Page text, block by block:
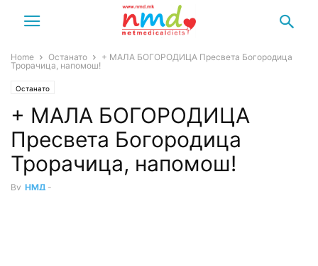
Home Останато
+ МАЛА БОГОРОДИЦА Пресвета Богородица
Трорачица, напомош!
Останато
+ МАЛА БОГОРОДИЦА
Пресвета Богородица
Трорачица, напомош!
By НМД -